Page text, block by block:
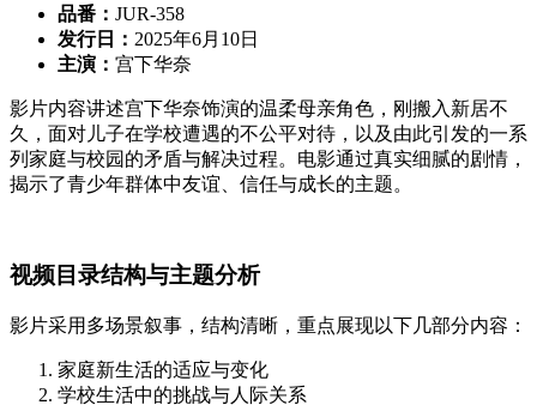
品番： JUR-358
发行日： 2025年6月10日
主演： 宫下华奈
影片内容讲述宫下华奈饰演的温柔母亲角色，刚搬入新居不
久，面对儿子在学校遭遇的不公平对待，以及由此引发的一系
列家庭与校园的矛盾与解决过程。电影通过真实细腻的剧情，
揭示了青少年群体中友谊、信任与成长的主题。
视频目录结构与主题分析
影片采用多场景叙事，结构清晰，重点展现以下几部分内容：
家庭新生活的适应与变化
学校生活中的挑战与人际关系